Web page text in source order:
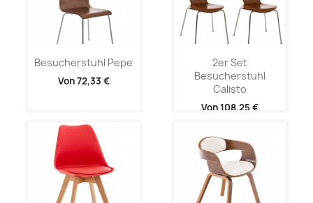
Besucherstuhl Pepe
Von72,33 €
2er Set
Besucherstuhl
Calisto
Von108,25 €